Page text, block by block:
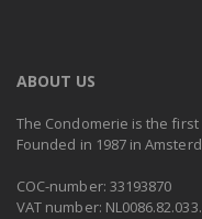
ABOUT US
The Condomerie is the
Founded in 1987 in
COC-number: 33193870
VAT number: